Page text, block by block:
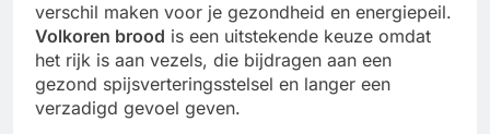
verschil maken voor je gezondheid en energiepeil.
Volkoren brood is een uitstekende keuze omdat
het rijk is aan vezels, die bijdragen aan een
gezond spijsverteringsstelsel en langer een
verzadigd gevoel geven.